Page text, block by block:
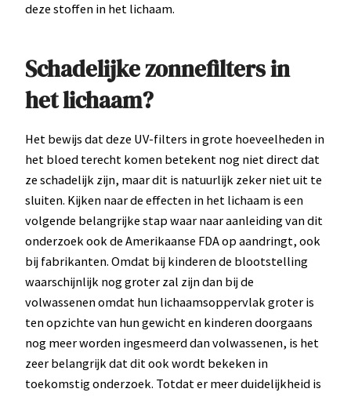
deze stoffen in het lichaam.
Schadelijke zonnefilters in
het lichaam?
Het bewijs dat deze UV-filters in grote hoeveelheden in
het bloed terecht komen betekent nog niet direct dat
ze schadelijk zijn, maar dit is natuurlijk zeker niet uit te
sluiten. Kijken naar de effecten in het lichaam is een
volgende belangrijke stap waar naar aanleiding van dit
onderzoek ook de Amerikaanse FDA op aandringt, ook
bij fabrikanten. Omdat bij kinderen de blootstelling
waarschijnlijk nog groter zal zijn dan bij de
volwassenen omdat hun lichaamsoppervlak groter is
ten opzichte van hun gewicht en kinderen doorgaans
nog meer worden ingesmeerd dan volwassenen, is het
zeer belangrijk dat dit ook wordt bekeken in
toekomstig onderzoek. Totdat er meer duidelijkheid is